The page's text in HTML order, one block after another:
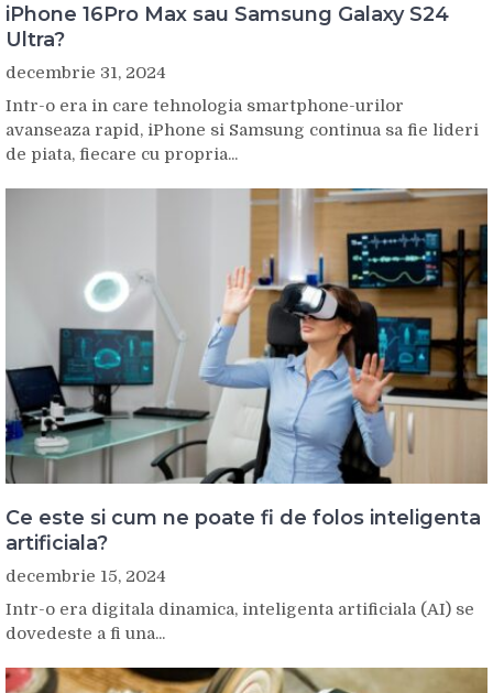
iPhone 16Pro Max sau Samsung Galaxy S24
Ultra?
decembrie 31, 2024
Intr-o era in care tehnologia smartphone-urilor
avanseaza rapid, iPhone si Samsung continua sa fie lideri
de piata, fiecare cu propria...
Ce este si cum ne poate fi de folos inteligenta
artificiala?
decembrie 15, 2024
Intr-o era digitala dinamica, inteligenta artificiala (AI) se
dovedeste a fi una...